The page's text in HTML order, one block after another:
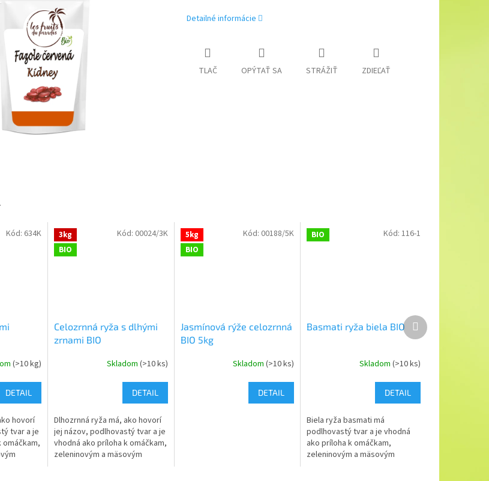
Detailné informácie
TLAČ OPÝTAŤ SA STRÁŽIŤ ZDIEĽAŤ
(>10 kg)
DETAIL
hovorí
tvar a je
omáčkam,
Kód: 634K
3kg
BIO
Celozrnná ryža s dlhými
zrnami BIO
Skladom (>10 ks)
DETAIL
Dlhozrnná ryža má, ako hovorí
jej názov, podlhovastý tvar a je
vhodná ako príloha k omáčkam,
zeleninovým a mäsovým
Kód: 00024/3K
5kg
BIO
Jasmínová rýže celozrnná
BIO 5kg
Skladom(>10 ks)
DETAIL
Kód: 00188/5K BIO
Basmati ryža biela BIO
Skladom (>10 ks)
DETAIL
Biela ryža basmati má
podlhovastý tvar a je vhodná
ako príloha k omáčkam,
zeleninovým a mäsovým
Kód: 116-1
Ďalší
produkt